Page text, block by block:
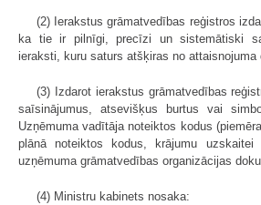
(2) Ierakstus grāmatvedības reģistros
ka tie ir pilnīgi, precīzi un sistemātiski
ieraksti, kuru saturs atšķiras no attaisnojuma
(3) Izdarot ierakstus grāmatvedības
saīsinājumus, atsevišķus burtus vai
Uzņēmuma vadītāja noteiktos kodus
plānā noteiktos kodus, krājumu uzskaitei
uzņēmuma grāmatvedības organizācijas
(4) Ministru kabinets nosaka: